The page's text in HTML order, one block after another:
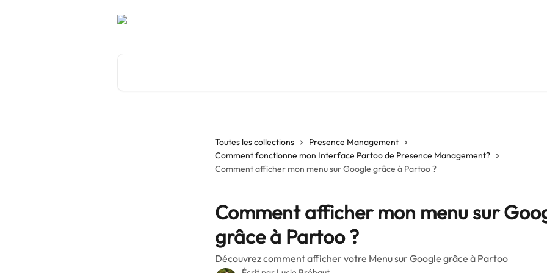
Toutes les collections
Presence Management
Comment fonctionne mon Interface Partoo de Presence Management?
Comment afficher mon menu sur Google grâce à Partoo ?
Comment afficher mon menu sur
grâce à Partoo ?
Découvrez comment afficher votre Menu sur Google grâce à Partoo